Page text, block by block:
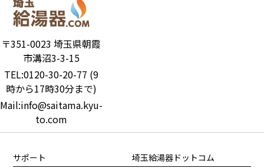
〒351-0023 埼玉県朝霞
市溝沼3-3-15
TEL:0120-30-20-77 (9
時から17時30分まで)
Mail:info@saitama.kyu-
to.com
サポート
埼玉給湯器ドットコム